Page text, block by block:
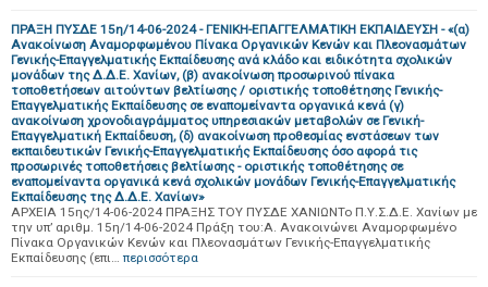
ΠΡΑΞΗ ΠΥΣΔΕ 15η/14-06-2024 - ΓΕΝΙΚΗ-ΕΠΑΓΓΕΛΜΑΤΙΚΗ ΕΚΠΑΙΔΕΥΣΗ - «(α)
Ανακοίνωση Αναμορφωμένου Πίνακα Οργανικών Κενών και Πλεονασμάτων
Γενικής-Επαγγελματικής Εκπαίδευσης ανά κλάδο και ειδικότητα σχολικών
μονάδων της Δ.Δ.Ε. Χανίων, (β) ανακοίνωση προσωρινού πίνακα
τοποθετήσεων αιτούντων βελτίωσης / οριστικής τοποθέτησης Γενικής-
Επαγγελματικής Εκπαίδευσης σε εναπομείναντα οργανικά κενά (γ)
ανακοίνωση χρονοδιαγράμματος υπηρεσιακών μεταβολών σε Γενική-
Επαγγελματική Εκπαίδευση, (δ) ανακοίνωση προθεσμίας ενστάσεων των
εκπαιδευτικών Γενικής-Επαγγελματικής Εκπαίδευσης όσο αφορά τις
προσωρινές τοποθετήσεις βελτίωσης - οριστικής τοποθέτησης σε
εναπομείναντα οργανικά κενά σχολικών μονάδων Γενικής-Επαγγελματικής
Εκπαίδευσης της Δ.Δ.Ε. Χανίων»
ΑΡΧΕΙΑ 15ης/14-06-2024 ΠΡΑΞΗΣ ΤΟΥ ΠΥΣΔΕ ΧΑΝΙΩΝΤο Π.Υ.Σ.Δ.Ε. Χανίων με
την υπ’ αριθμ. 15η/14-06-2024 Πράξη του:A. Ανακοινώνει Αναμορφωμένο
Πίνακα Οργανικών Κενών και Πλεονασμάτων Γενικής-Επαγγελματικής
Εκπαίδευσης (επι… περισσότερα